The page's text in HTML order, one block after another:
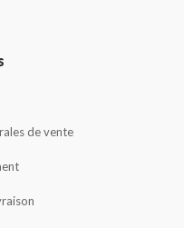
de vente